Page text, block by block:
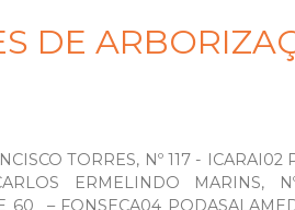
DE
TORRES, Nº 117 - ICARAI02
ERMELINDO
60 – FONSECA04